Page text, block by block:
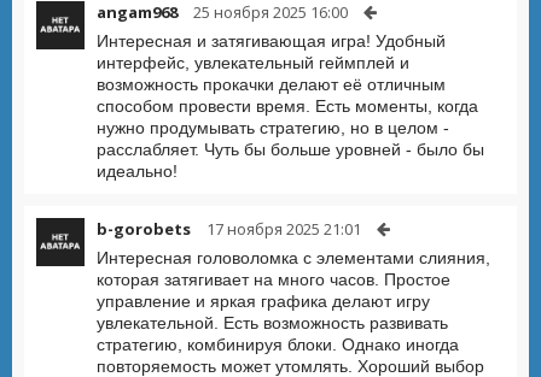
angam968 25 ноября 2025 16:00
Интересная и затягивающая игра! Удобный
интерфейс, увлекательный геймплей и
возможность прокачки делают её отличным
способом провести время. Есть моменты, когда
нужно продумывать стратегию, но в целом -
расслабляет. Чуть бы больше уровней - было бы
идеально!
b-gorobets 17 ноября 2025 21:01
Интересная головоломка с элементами слияния,
которая затягивает на много часов. Простое
управление и яркая графика делают игру
увлекательной. Есть возможность развивать
стратегию, комбинируя блоки. Однако иногда
повторяемость может утомлять. Хороший выбор